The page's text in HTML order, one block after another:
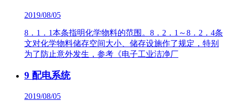
2019/08/05
8．1．1本条指明化学物料的范围。8．2．1～8．2．4条
文对化学物料储存空间大小、储存设施作了规定，特别
为了防止意外发生，参考《电子工业洁净厂
9 配电系统
2019/08/05